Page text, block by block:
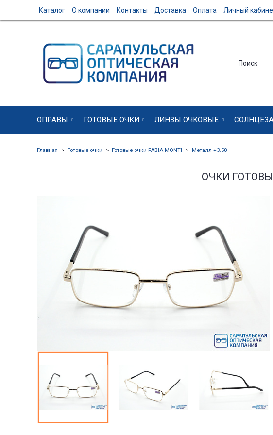
Каталог О компании Контакты Доставка Оплата Личный
ОПРАВЫ ГОТОВЫЕ ОЧКИ ЛИНЗЫ ОЧКОВЫЕ
Главная Готовые очки Готовые очки FABIA MONTI Металл +3.50
ОЧКИ